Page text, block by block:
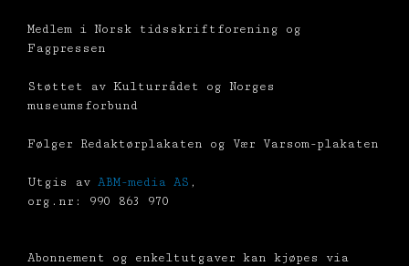
Medlem i Norsk tidsskriftforening og
Fagpressen
Støttet av Kulturrådet og Norges
museumsforbund
Følger Redaktørplakaten og Vær Varsom-plakaten
Utgis av ABM-media AS ,
org.nr: 990 863 970
Abonnement og enkeltutgaver kan kjøpes via